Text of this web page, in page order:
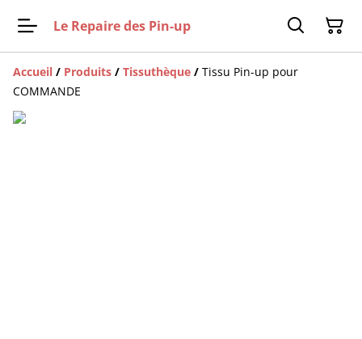
Le Repaire des Pin-up
Accueil / Produits / Tissuthèque / Tissu Pin-up pour
COMMANDE